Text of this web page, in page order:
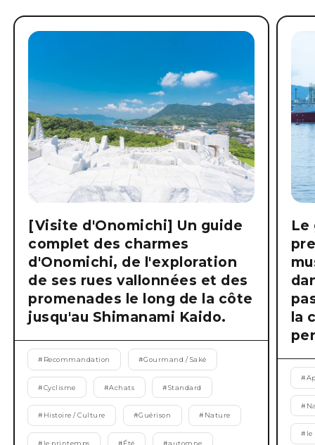
[Visite d'Onomichi] Un guide
complet des charmes
d'Onomichi, de l'exploration
de ses rues vallonnées et des
promenades le long de la côte
jusqu'au Shimanami Kaido.
# Recommandation #Gourmand / Saké
#Cyclisme #Achats #Standard
# Histoire / Culture #Guérison # Nature
# le printemps #Été #automne
Le
la
#
#
# le